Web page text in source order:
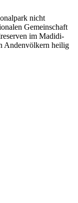
nicht
Gemeinschaft
im Madidi-
Andenvölkern heilig